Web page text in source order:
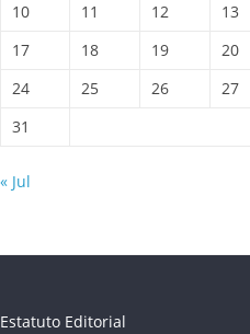
10
11 12 13
17
18 19 20
24
25 26 27
31
« Jul
Estatuto Editorial